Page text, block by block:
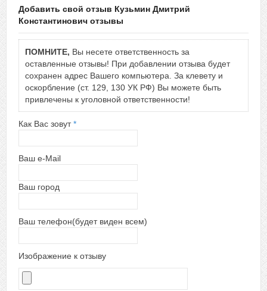
Добавить свой отзыв Кузьмин Дмитрий
Константинович отзывы
ПОМНИТЕ, Вы несете ответственность за
оставленные отзывы! При добавлении отзыва будет
сохранен адрес Вашего компьютера. За клевету и
оскорбление (ст. 129, 130 УК РФ) Вы можете быть
привлечены к уголовной ответственности!
Как Вас зовут*
Ваш e-Mail
Ваш город
Ваш телефон(будет виден всем)
Изображение к отзыву